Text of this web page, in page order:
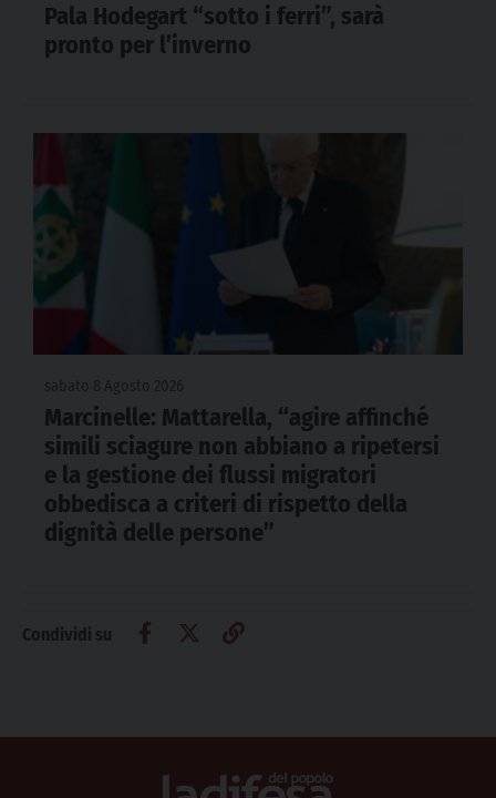
Pala Hodegart “sotto i ferri”, sarà
pronto per l’inverno
Marcinelle: Mattarella, “agire affinché
simili sciagure non abbiano a ripetersi
e la gestione dei flussi migratori
obbedisca a criteri di rispetto della
dignità delle persone”
Condividi su